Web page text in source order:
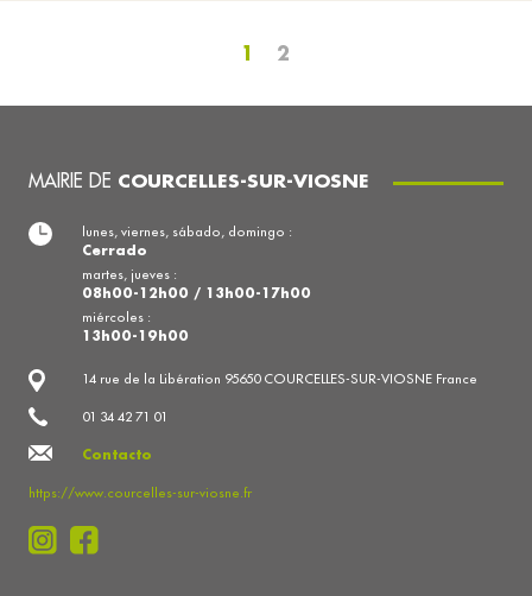
1 2
MAIRIE DE COURCELLES-SUR-VIOSNE
14 rue de la Libération 95650 COURCELLES-SUR-VIOSNE France
01 34 42 71 01
Contacto
https://www.courcelles-sur-viosne.fr
lunes, viernes, sábado, domingo :
Cerrado
martes, jueves :
08h00-12h00 / 13h00-17h00
miércoles :
13h00-19h00